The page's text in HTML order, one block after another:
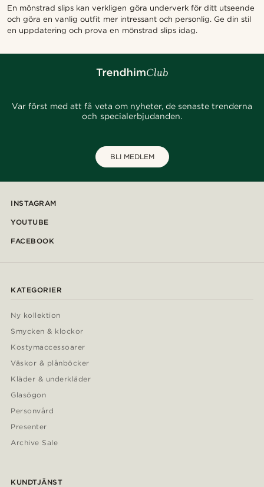
En mönstrad slips kan verkligen göra underverk för ditt utseende
och göra en vanlig outfit mer intressant och personlig. Ge din stil
en uppdatering och prova en mönstrad slips idag.
Var först med att få veta om nyheter, de senaste trenderna
och specialerbjudanden.
BLI MEDLEM
INSTAGRAM
YOUTUBE
FACEBOOK
KATEGORIER
Ny kollektion
Smycken & klockor
Kostymaccessoarer
Väskor & plånböcker
Kläder & underkläder
Glasögon
Personvård
Presenter
Archive Sale
KUNDTJÄNST